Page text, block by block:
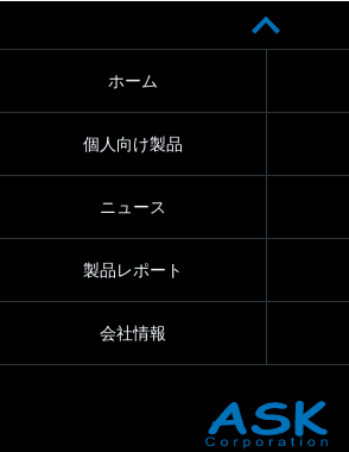
ホーム
個人向け製品
ニュース
製品レポート
会社情報